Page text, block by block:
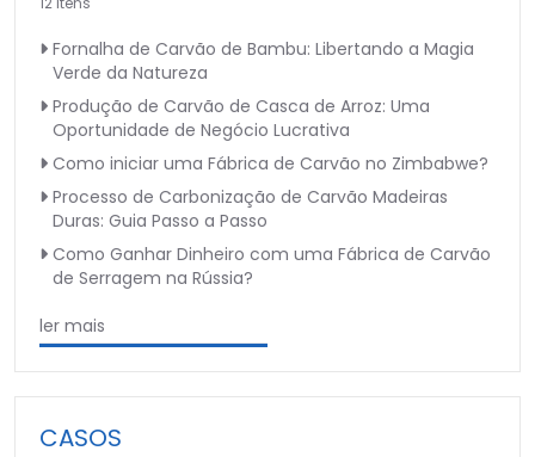
Fornalha de Carvão de Bambu: Libertando a Magia
Verde da Natureza
Produção de Carvão de Casca de Arroz: Uma
Oportunidade de Negócio Lucrativa
Como iniciar uma Fábrica de Carvão no Zimbabwe?
Processo de Carbonização de Carvão Madeiras
Duras: Guia Passo a Passo
Como Ganhar Dinheiro com uma Fábrica de Carvão
de Serragem na Rússia?
ler mais
CASOS